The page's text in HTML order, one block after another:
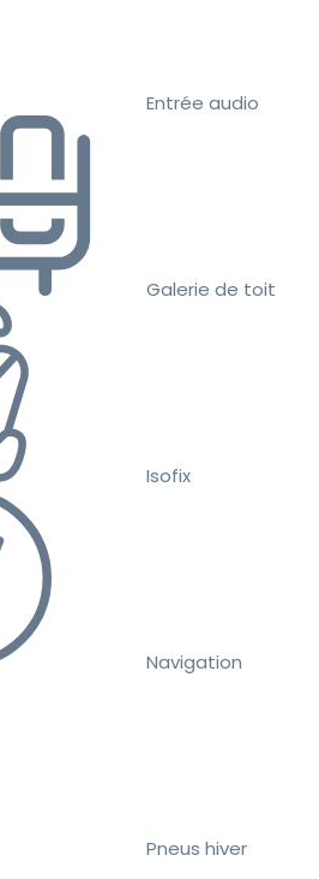
Entrée audio
Galerie de toit
Isofix
Navigation
Pneus hiver